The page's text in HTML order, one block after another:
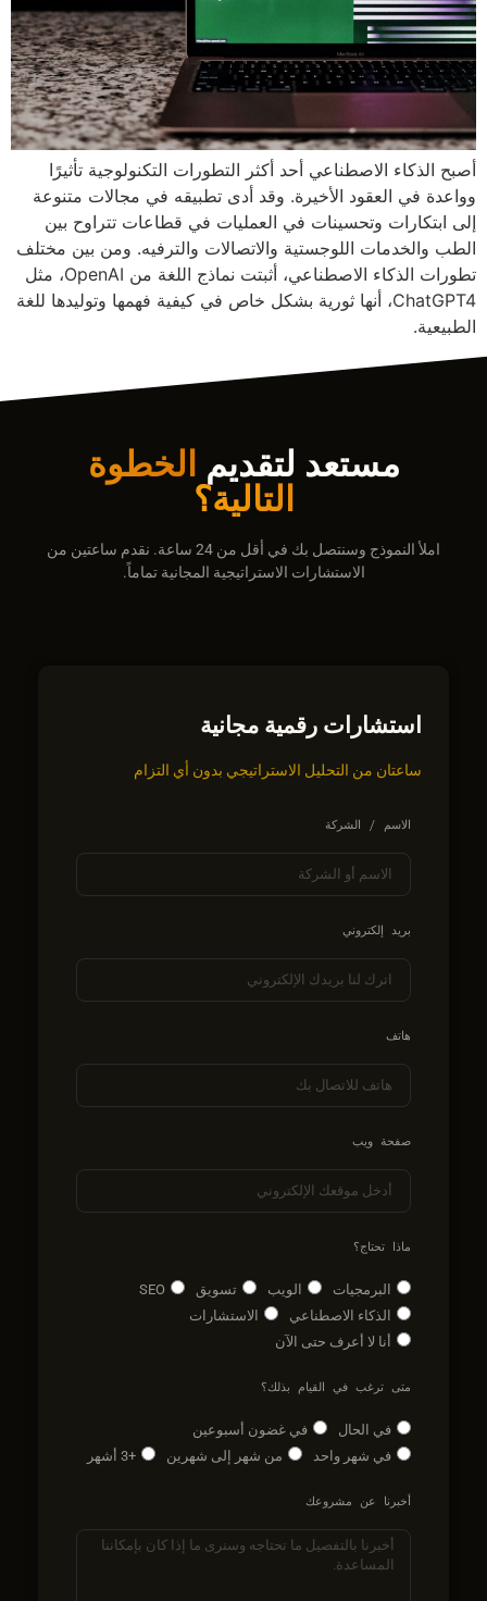
أصبح الذكاء الاصطناعي أحد أكثر التطورات التكنولوجية تأثيرًا
وواعدة في العقود الأخيرة. وقد أدى تطبيقه في مجالات متنوعة
إلى ابتكارات وتحسينات في العمليات في قطاعات تتراوح بين
الطب والخدمات اللوجستية والاتصالات والترفيه. ومن بين مختلف
تطورات الذكاء الاصطناعي، أثبتت نماذج اللغة من OpenAI، مثل
ChatGPT4، أنها ثورية بشكل خاص في كيفية فهمها وتوليدها للغة
الطبيعية.
مستعد لتقديم الخطوة
التالية؟
املأ النموذج وسنتصل بك في أقل من 24 ساعة. نقدم ساعتين من
الاستشارات الاستراتيجية المجانية تماماً.
استشارات رقمية مجانية
ساعتان من التحليل الاستراتيجي بدون أي التزام
الاسم / الشركة
بريد إلكتروني
هاتف
صفحة ويب
ماذا تحتاج؟
البرمجيات الويب تسويق
SEO
الذكاء الاصطناعي
الاستشارات
أنا لا أعرف حتى الآن
متى ترغب في القيام بذلك؟
في الحال
في غضون أسبوعين
في شهر واحد
من شهر إلى شهرين +3 أشهر
أخبرنا عن مشروعك